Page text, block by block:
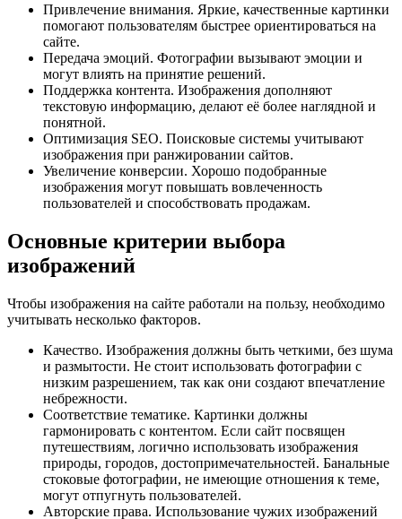
Привлечение внимания. Яркие, качественные картинки
помогают пользователям быстрее ориентироваться на
сайте.
Передача эмоций. Фотографии вызывают эмоции и
могут влиять на принятие решений.
Поддержка контента. Изображения дополняют
текстовую информацию, делают её более наглядной и
понятной.
Оптимизация SEO. Поисковые системы учитывают
изображения при ранжировании сайтов.
Увеличение конверсии. Хорошо подобранные
изображения могут повышать вовлеченность
пользователей и способствовать продажам.
Основные критерии выбора
изображений
Чтобы изображения на сайте работали на пользу, необходимо
учитывать несколько факторов.
Качество. Изображения должны быть четкими, без шума
и размытости. Не стоит использовать фотографии с
низким разрешением, так как они создают впечатление
небрежности.
Соответствие тематике. Картинки должны
гармонировать с контентом. Если сайт посвящен
путешествиям, логично использовать изображения
природы, городов, достопримечательностей. Банальные
стоковые фотографии, не имеющие отношения к теме,
могут отпугнуть пользователей.
Авторские права. Использование чужих изображений